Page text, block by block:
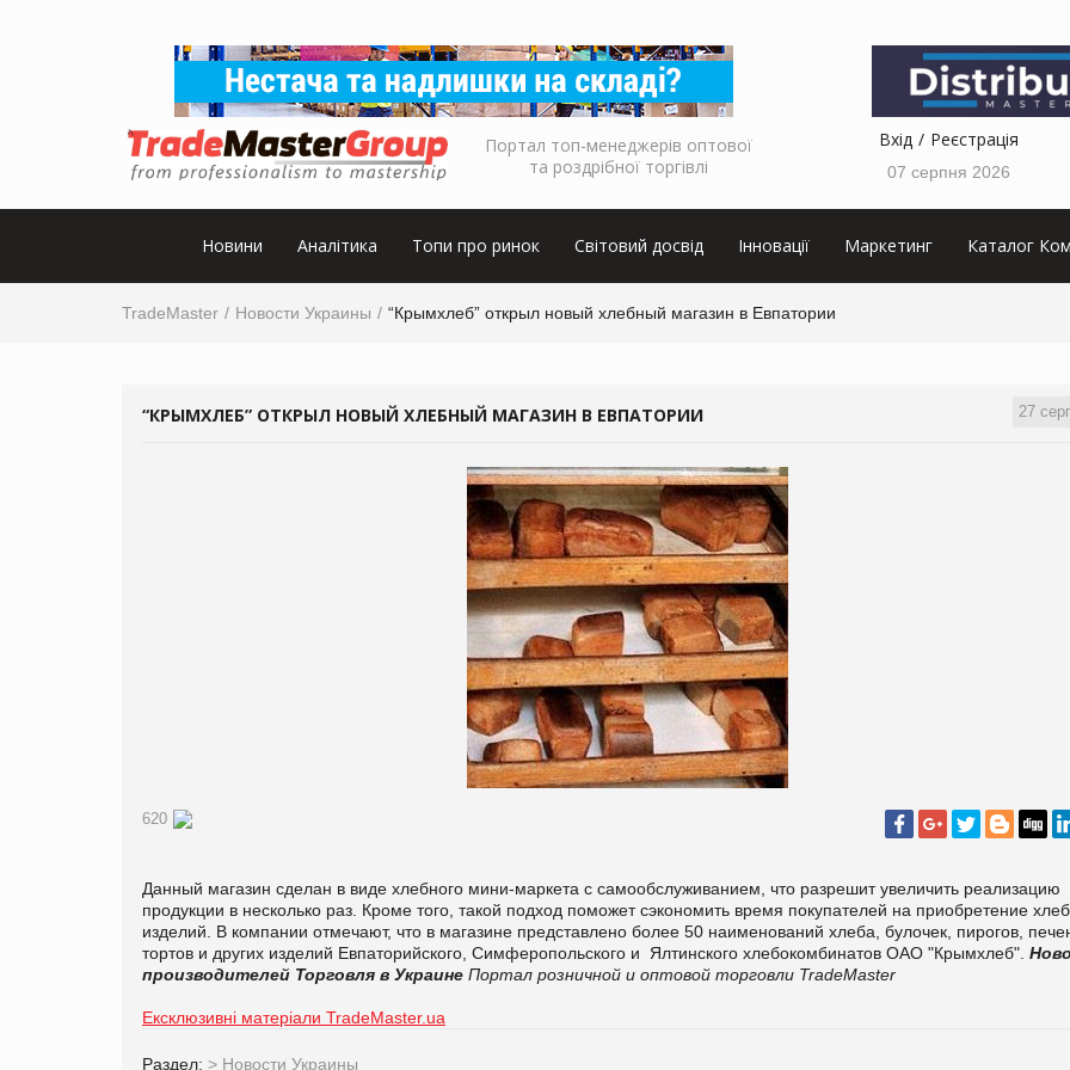
Портал топ-менеджерів оптової
та роздрібної торгівлі
Вхід Реєстрація
07 серпня 2026
Новини Аналітика Топи про ринок Світовий досвід Інновації Маркетинг Каталог
TradeMaster Новости Украины “Крымхлеб” открыл новый хлебный магазин в Евпатории
27
“КРЫМХЛЕБ” ОТКРЫЛ НОВЫЙ ХЛЕБНЫЙ МАГАЗИН В ЕВПАТОРИИ
620
Данный магазин сделан в виде хлебного мини-маркета с самообслуживанием, что разрешит увеличить реализацию
продукции в несколько раз. Кроме того, такой подход поможет сэкономить время покупателей на приобретение
изделий. В компании отмечают, что в магазине представлено более 50 наименований хлеба, булочек, пирогов,
тортов и других изделий Евпаторийского, Симферопольского и Ялтинского хлебокомбинатов ОАО "Крымхлеб".
производителей Торговля в Украине Портал розничной и оптовой торговли TradeMaster
Ексклюзивні матеріали TradeMaster.ua
Раздел: > Новости Украины